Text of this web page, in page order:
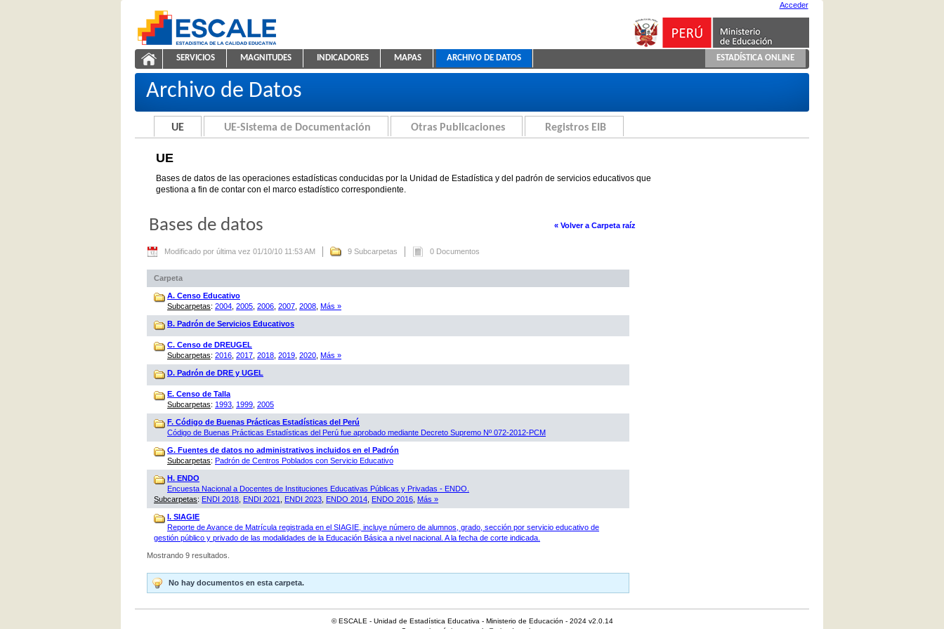
ESCALE - Unidad de Estadística Educativa
UE
Acceder
NAVEGACIÓN
SERVICIOS MAGNITUDES INDICADORES MAPAS ARCHIVO DE DATOS ESTADÍSTICA ONLINE
Archivo de Datos
UE UE-Sistema de Documentación Otras Publicaciones Registros EIB
UE
Bases de datos de las operaciones estadísticas conducidas por la Unidad de Estadística y del padrón de servicios educativos que
gestiona a fin de contar con el marco estadístico correspondiente.
« Volver a Carpeta raíz
Bases de datos
Modificado por última vez 01/10/10 11:53 AM 9 Subcarpetas 0 Documentos
Carpeta
A. Censo Educativo
Subcarpetas: 2004 2005 2006 2007 2008 Más »
B. Padrón de Servicios Educativos
C. Censo de DREUGEL
Subcarpetas: 2016 2017 2018 2019 2020 Más »
D. Padrón de DRE y UGEL
E. Censo de Talla
Subcarpetas: 1993 1999 2005
F. Código de Buenas Prácticas Estadísticas del Perú
Código de Buenas Prácticas Estadísticas del Perú fue aprobado mediante Decreto Supremo Nº 072-2012-PCM
G. Fuentes de datos no administrativos incluidos en el Padrón
Subcarpetas: Padrón de Centros Poblados con Servicio Educativo
H. ENDO
Encuesta Nacional a Docentes de Instituciones Educativas Públicas y Privadas - ENDO.
Subcarpetas: ENDI 2018 ENDI 2021 ENDI 2023 ENDO 2014 ENDO 2016 Más »
I. SIAGIE
Reporte de Avance de Matrícula registrada en el SIAGIE, incluye número de alumnos, grado, sección por servicio educativo de
gestión público y privado de las modalidades de la Educación Básica a nivel nacional. A la fecha de corte indicada.
Mostrando 9 resultados.
No hay documentos en esta carpeta.
© ESCALE - Unidad de Estadística Educativa - Ministerio de Educación - 2024 v2.0.14